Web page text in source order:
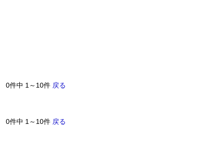
0件中 1～10件 戻る
0件中 1～10件 戻る